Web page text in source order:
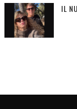
IL